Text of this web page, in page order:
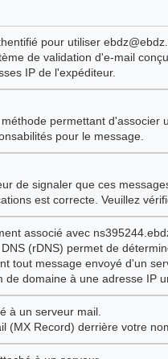
pour utiliser
de validation d'e-mail
IP de l'expéditeur.
permettant
pour le message.
de signaler que ces
est correcte. Veuillez
associé avec
(rDNS) permet de
tout message envoyé d'un
domaine à une adresse IP
à un serveur mail.
(MX Record) derrière votre